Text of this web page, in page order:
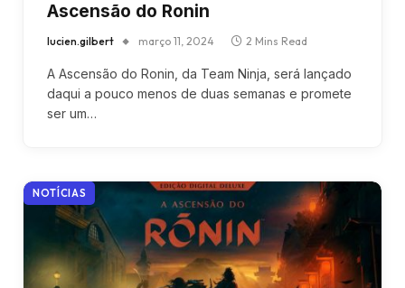
Ascensão do Ronin
lucien.gilbert março 11, 2024 2 Mins Read
A Ascensão do Ronin, da Team Ninja, será lançado
daqui a pouco menos de duas semanas e promete
ser um…
NOTÍCIAS